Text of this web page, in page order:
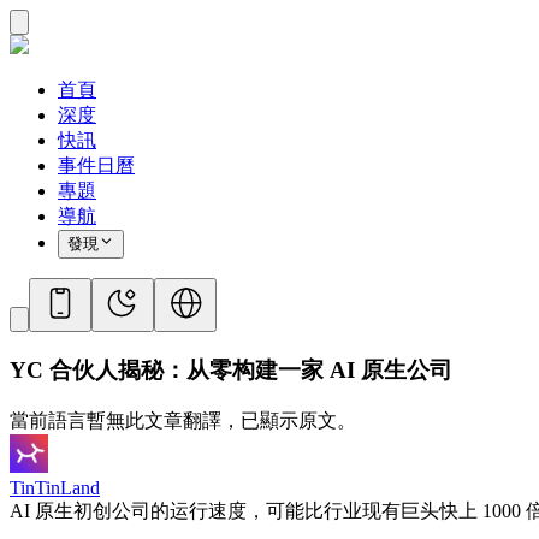
首頁
深度
快訊
事件日曆
專題
導航
發現
YC 合伙人揭秘：从零构建一家 AI 原生公司
當前語言暫無此文章翻譯，已顯示原文。
TinTinLand
AI 原生初创公司的运行速度，可能比行业现有巨头快上 1000